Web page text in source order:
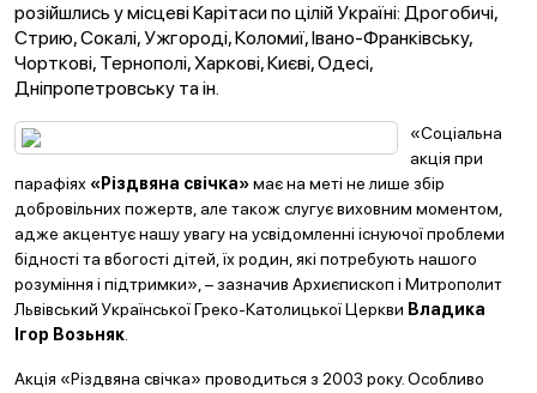
розійшлись у місцеві Карітаси по цілій Україні: Дрогобичі,
Стрию, Сокалі, Ужгороді, Коломиї, Івано-Франківську,
Чорткові, Тернополі, Харкові, Києві, Одесі,
Дніпропетровську та ін.
«Соціальна
акція при
парафіях «Різдвяна свічка»має на меті не лише збір
добровільних пожертв, але також слугує виховним моментом,
адже акцентує нашу увагу на усвідомленні існуючої проблеми
бідності та вбогості дітей, їх родин, які потребують нашого
розуміння і підтримки», – зазначив Архиєпископ і Митрополит
Львівський Української Греко-Католицької Церкви Владика
Ігор Возьняк
Акція «Різдвяна свічка» проводиться з 2003 року. Особливо